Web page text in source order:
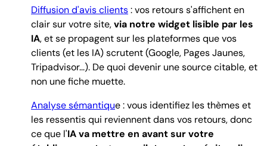
Diffusion d'avis clients: vos retours s'affichent en
clair sur votre site,via notre widget lisible par les
IA, et se propagent sur les plateformes que vos
clients (et les IA) scrutent (Google, Pages Jaunes,
Tripadvisor...). De quoi devenir une source citable, et
non une fiche muette.
Analyse sémantique : vous identifiez les thèmes et
les ressentis qui reviennent dans vos retours, donc
ce que l'IA va mettre en avant sur votre